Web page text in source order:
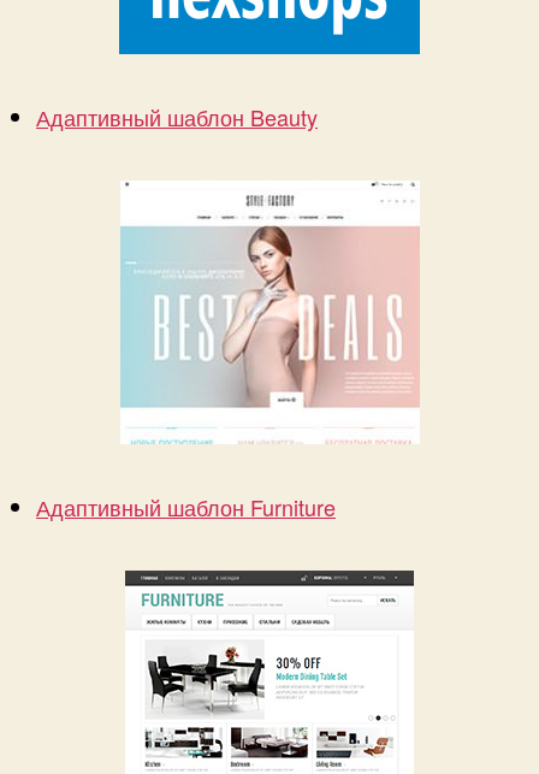
Адаптивный шаблон Beauty
Адаптивный шаблон Furniture